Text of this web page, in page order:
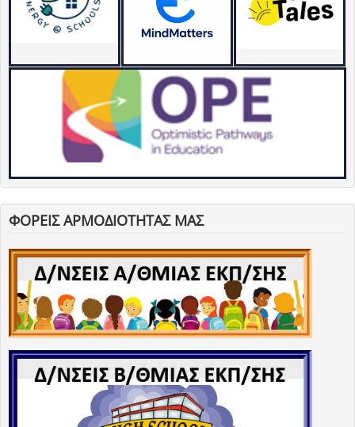
ΦΟΡΕΙΣ ΑΡΜΟΔΙΟΤΗΤΑΣ ΜΑΣ